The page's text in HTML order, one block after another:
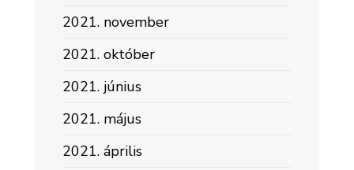
2021. november
2021. október
2021. június
2021. május
2021. április